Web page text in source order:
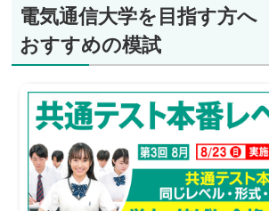
電気通信大学を目指す方へ
おすすめの模試